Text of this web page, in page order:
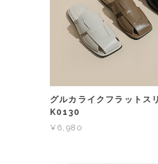
グルカライクフラットス
K0130
¥6,980